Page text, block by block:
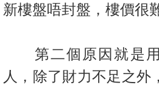
數
佈
新樓盤唔封盤 ，樓價很
第二個原因就是用
人，除了財力不足之外